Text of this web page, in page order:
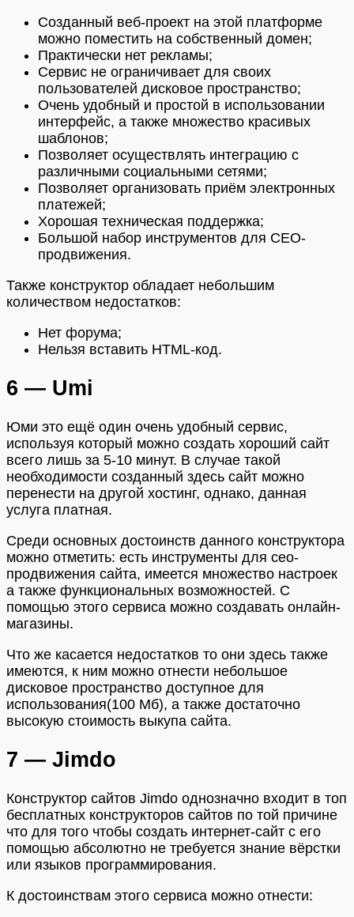
Созданный веб-проект на этой платформе
можно поместить на собственный домен;
Практически нет рекламы;
Сервис не ограничивает для своих
пользователей дисковое пространство;
Очень удобный и простой в использовании
интерфейс, а также множество красивых
шаблонов;
Позволяет осуществлять интеграцию с
различными социальными сетями;
Позволяет организовать приём электронных
платежей;
Хорошая техническая поддержка;
Большой набор инструментов для СЕО-
продвижения.
Также конструктор обладает небольшим
количеством недостатков:
Нет форума;
Нельзя вставить HTML-код.
6 — Umi
Юми это ещё один очень удобный сервис,
используя который можно создать хороший сайт
всего лишь за 5-10 минут. В случае такой
необходимости созданный здесь сайт можно
перенести на другой хостинг, однако, данная
услуга платная.
Среди основных достоинств данного конструктора
можно отметить: есть инструменты для сео-
продвижения сайта, имеется множество настроек
а также функциональных возможностей. С
помощью этого сервиса можно создавать онлайн-
магазины.
Что же касается недостатков то они здесь также
имеются, к ним можно отнести небольшое
дисковое пространство доступное для
использования(100 Мб), а также достаточно
высокую стоимость выкупа сайта.
7 — Jimdo
Конструктор сайтов Jimdo однозначно входит в топ
бесплатных конструкторов сайтов по той причине
что для того чтобы создать интернет-сайт с его
помощью абсолютно не требуется знание вёрстки
или языков программирования.
К достоинствам этого сервиса можно отнести: